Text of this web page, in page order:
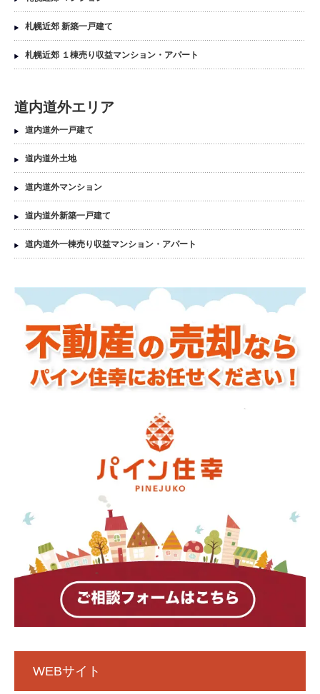
札幌近郊 新築一戸建て
札幌近郊 １棟売り収益マンション・アパート
道内道外エリア
道内道外一戸建て
道内道外土地
道内道外マンション
道内道外新築一戸建て
道内道外一棟売り収益マンション・アパート
WEBサイト